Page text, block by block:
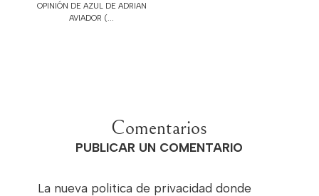
OPINIÓN DE AZUL DE ADRIAN
AVIADOR (...
Comentarios
PUBLICAR UN COMENTARIO
La nueva politica de privacidad donde